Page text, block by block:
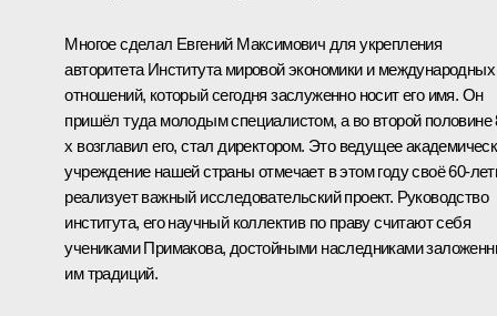
Многое сделал Евгений Максимович для укрепления
авторитета Института мировой экономики и международных
отношений, который сегодня заслуженно носит его имя. Он
пришёл туда молодым специалистом, а во второй половине
х возглавил его, стал директором. Это ведущее
учреждение нашей страны отмечает в этом году своё 60-
реализует важный исследовательский проект. Руководство
института, его научный коллектив по праву считают себя
учениками Примакова, достойными наследниками
им традиций.